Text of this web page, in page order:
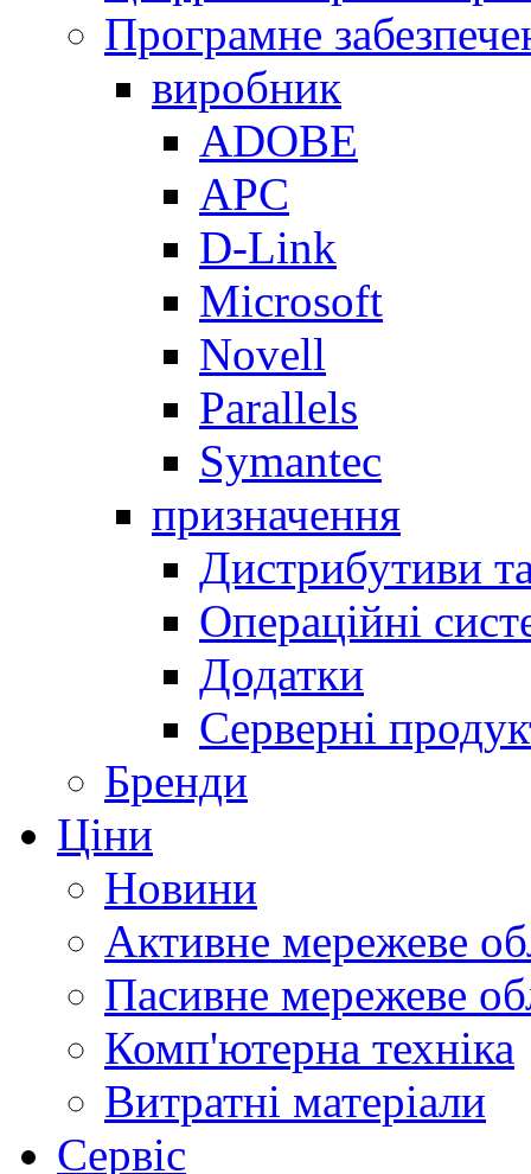
Програмне
виробник
ADOBE
APC
D-Link
Microsoft
Novell
Parallels
Symantec
призначення
Дистрибутиви
Операційні
Додатки
Серверні
Бренди
Ціни
Новини
Активне мережеве
Пасивне мережеве
Комп'ютерна техніка
Витратні матеріали
Сервіс